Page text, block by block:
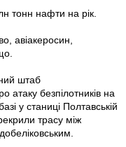
тонн нафти на рік.
авіакеросин,
штаб
атаку безпілотників на
у станиці Полтавській
трасу між